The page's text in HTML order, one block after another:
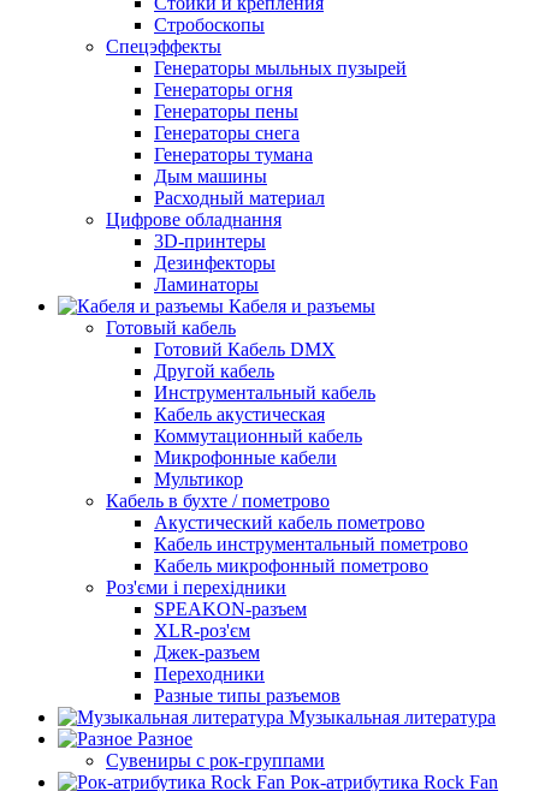
Стробоскопы
Спецэффекты
Генераторы мыльных пузырей
Генераторы огня
Генераторы пены
Генераторы снега
Генераторы тумана
Дым машины
Расходный материал
Цифрове обладнання
3D-принтеры
Дезинфекторы
Ламинаторы
Кабеля и разъемы
Готовый кабель
Готовий Кабель DMX
Другой кабель
Инструментальный кабель
Кабель акустическая
Коммутационный кабель
Микрофонные кабели
Мультикор
Кабель в бухте / пометрово
Акустический кабель пометрово
Кабель инструментальный пометрово
Кабель микрофонный пометрово
Роз'єми і перехідники
SPEAKON-разъем
XLR-роз'єм
Джек-разъем
Переходники
Разные типы разъемов
Музыкальная литература
Разное
Сувениры с рок-группами
Рок-атрибутика Rock Fan